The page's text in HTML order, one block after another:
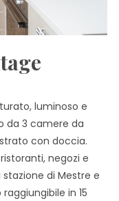
luminoso e
da 3 camere da
con doccia.
negozi e
di Mestre e
in 15